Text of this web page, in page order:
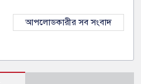
আপলোডকারীর সব সংবাদ